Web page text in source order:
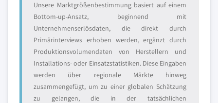
Unsere Marktgrößenbestimmung basiert auf einem
Bottom-up-Ansatz, beginnend mit
Unternehmenserlösdaten, die direkt durch
Primärinterviews erhoben werden, ergänzt durch
Produktionsvolumendaten von Herstellern und
Installations- oder Einsatzstatistiken. Diese Eingaben
werden über regionale Märkte hinweg
zusammengefügt, um zu einer globalen Schätzung
zu gelangen, die in der tatsächlichen